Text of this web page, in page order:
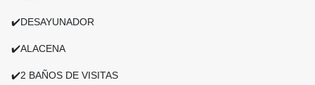
✔️DESAYUNADOR
✔️ALACENA
✔️2 BAÑOS DE VISITAS